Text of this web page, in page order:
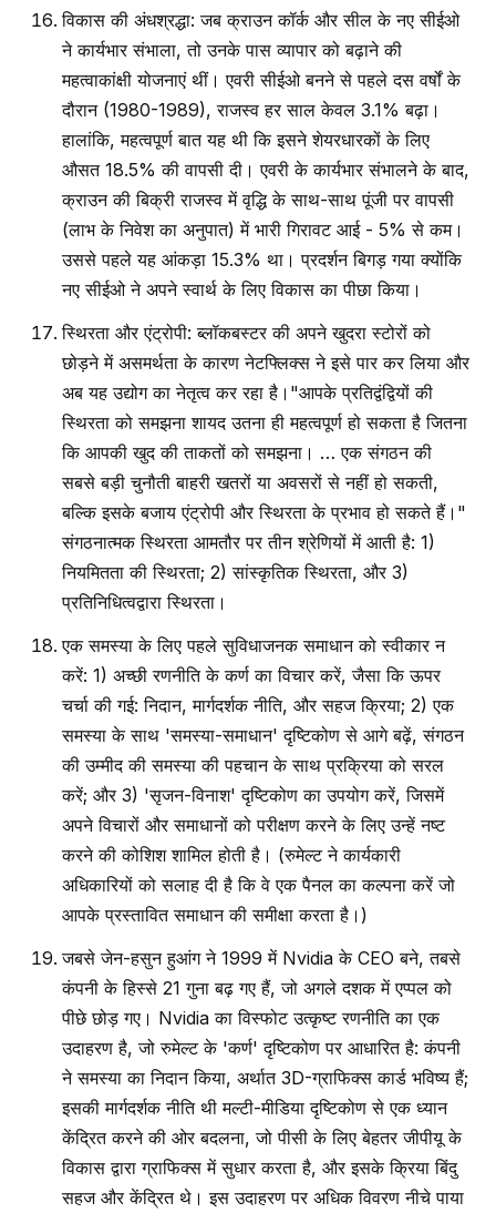
विकास की अंधश्रद्धा: जब क्राउन कॉर्क और सील के नए सीईओ
ने कार्यभार संभाला, तो उनके पास व्यापार को बढ़ाने की
महत्वाकांक्षी योजनाएं थीं। एवरी सीईओ बनने से पहले दस वर्षों के
दौरान (1980-1989), राजस्व हर साल केवल 3.1% बढ़ा।
हालांकि, महत्वपूर्ण बात यह थी कि इसने शेयरधारकों के लिए
औसत 18.5% की वापसी दी। एवरी के कार्यभार संभालने के बाद,
क्राउन की बिक्री राजस्व में वृद्धि के साथ-साथ पूंजी पर वापसी
(लाभ के निवेश का अनुपात) में भारी गिरावट आई - 5% से कम।
उससे पहले यह आंकड़ा 15.3% था। प्रदर्शन बिगड़ गया क्योंकि
नए सीईओ ने अपने स्वार्थ के लिए विकास का पीछा किया।
स्थिरता और एंट्रोपी: ब्लॉकबस्टर की अपने खुदरा स्टोरों को
छोड़ने में असमर्थता के कारण नेटफ्लिक्स ने इसे पार कर लिया और
अब यह उद्योग का नेतृत्व कर रहा है।"आपके प्रतिद्वंद्वियों की
स्थिरता को समझना शायद उतना ही महत्वपूर्ण हो सकता है जितना
कि आपकी खुद की ताकतों को समझना। … एक संगठन की
सबसे बड़ी चुनौती बाहरी खतरों या अवसरों से नहीं हो सकती,
बल्कि इसके बजाय एंट्रोपी और स्थिरता के प्रभाव हो सकते हैं।"
संगठनात्मक स्थिरता आमतौर पर तीन श्रेणियों में आती है: 1)
नियमितता की स्थिरता; 2) सांस्कृतिक स्थिरता, और 3)
प्रतिनिधित्वद्वारा स्थिरता।
एक समस्या के लिए पहले सुविधाजनक समाधान को स्वीकार न
करें: 1) अच्छी रणनीति के कर्ण का विचार करें, जैसा कि ऊपर
चर्चा की गई: निदान, मार्गदर्शक नीति, और सहज क्रिया; 2) एक
समस्या के साथ 'समस्या-समाधान' दृष्टिकोण से आगे बढ़ें, संगठन
की उम्मीद की समस्या की पहचान के साथ प्रक्रिया को सरल
करें; और 3) 'सृजन-विनाश' दृष्टिकोण का उपयोग करें, जिसमें
अपने विचारों और समाधानों को परीक्षण करने के लिए उन्हें नष्ट
करने की कोशिश शामिल होती है। (रुमेल्ट ने कार्यकारी
अधिकारियों को सलाह दी है कि वे एक पैनल का कल्पना करें जो
आपके प्रस्तावित समाधान की समीक्षा करता है।)
जबसे जेन-हसुन हुआंग ने 1999 में Nvidia के CEO बने, तबसे
कंपनी के हिस्से 21 गुना बढ़ गए हैं, जो अगले दशक में एप्पल को
पीछे छोड़ गए। Nvidia का विस्फोट उत्कृष्ट रणनीति का एक
उदाहरण है, जो रुमेल्ट के 'कर्ण' दृष्टिकोण पर आधारित है: कंपनी
ने समस्या का निदान किया, अर्थात 3D-ग्राफिक्स कार्ड भविष्य हैं;
इसकी मार्गदर्शक नीति थी मल्टी-मीडिया दृष्टिकोण से एक ध्यान
केंद्रित करने की ओर बदलना, जो पीसी के लिए बेहतर जीपीयू के
विकास द्वारा ग्राफिक्स में सुधार करता है, और इसके क्रिया बिंदु
सहज और केंद्रित थे। इस उदाहरण पर अधिक विवरण नीचे पाया